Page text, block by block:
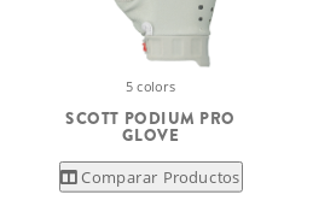
5 colors
SCOTT PODIUM PRO
GLOVE
Comparar Productos